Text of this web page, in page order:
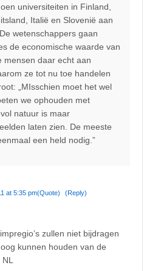
universiteiten in Finland,
Italië en Slovenië aan
wetenschappers gaan
de economische waarde van
mensen daar echt aan
ze tot nu toe handelen
„MIsschien moet het wel
we ophouden met
natuur is maar
laten zien. De meeste
een held nodig.”
at 5:35 pm(Quote) (Reply)
zullen niet bijdragen
kunnen houden van de